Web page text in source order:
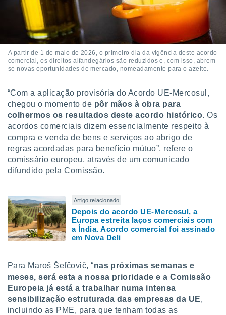
através
estudos
1199
A partir de 1 de maio de 2026, o primeiro dia da vigência deste acordo
comercial, os direitos alfandegários são reduzidos e, com isso, abrem-
se novas oportunidades de mercado, nomeadamente para o azeite.
“Com a aplicação provisória do Acordo UE-Mercosul,
chegou o momento de pôr mãos à obra para
colhermos os resultados deste acordo histórico. Os
acordos comerciais dizem essencialmente respeito à
compra e venda de bens e serviços ao abrigo de
regras acordadas para benefício mútuo”, refere o
comissário europeu, através de um comunicado
difundido pela Comissão.
Artigo relacionado
Depois do acordo UE-Mercosul, a
Europa estreita laços comerciais com
a Índia. Acordo comercial foi assinado
em Nova Deli
Para Maroš Šefčovič, “nas próximas semanas e
meses, será esta a nossa prioridade e a Comissão
Europeia já está a trabalhar numa intensa
sensibilização estruturada das empresas da UE,
incluindo as PME, para que tenham todas as